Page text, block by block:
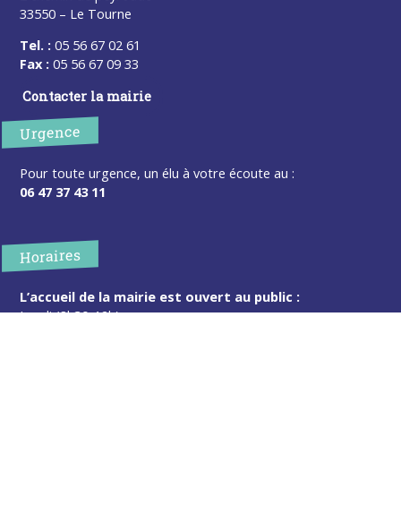
33550 – Le Tourne
Tel. : 05 56 67 02 61
Fax : 05 56 67 09 33
Contacter la mairie
Urgence
Pour toute urgence, un élu à votre écoute au :
06 47 37 43 11
Horaires
L’accueil de la mairie est ouvert au public :
Lundi (8h30-12h)